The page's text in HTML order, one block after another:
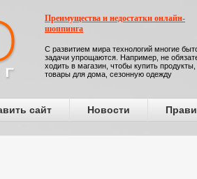
Преимущества и недостатки онлайн-
шоппинга
С развитием мира технологий многие
задачи упрощаются. Например, не
ходить в магазин, чтобы купить продукты,
товары для дома, сезонную одежду
сайт Новости